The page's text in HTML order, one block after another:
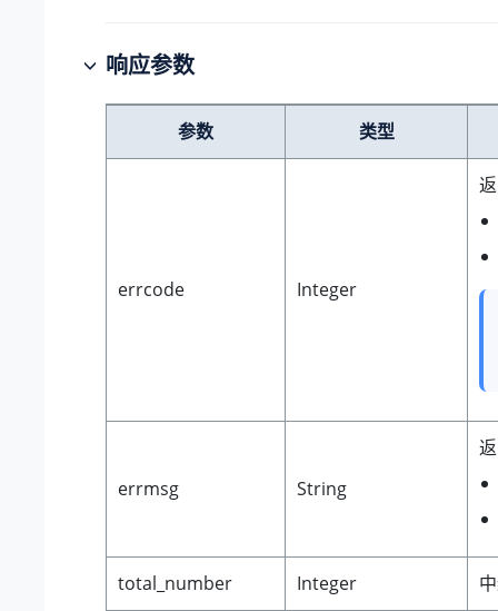
响应参数
参数 类型
errcode Integer
errmsg String
total_number Integer